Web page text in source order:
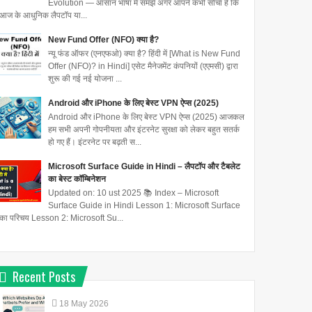
Evolution — आसान भाषा में समझें अगर आपने कभी सोचा है कि
आज के आधुनिक लैपटॉप या...
New Fund Offer (NFO) क्या है?
न्यू फंड ऑफर (एनएफओ) क्या है? हिंदी में [What is New Fund
Offer (NFO)? in Hindi] एसेट मैनेजमेंट कंपनियों (एएमसी) द्वारा
शुरू की गई नई योजना ...
Android और iPhone के लिए बेस्ट VPN ऐप्स (2025)
Android और iPhone के लिए बेस्ट VPN ऐप्स (2025) आजकल
हम सभी अपनी गोपनीयता और इंटरनेट सुरक्षा को लेकर बहुत सतर्क
हो गए हैं। इंटरनेट पर बढ़ती स...
Microsoft Surface Guide in Hindi – लैपटॉप और टैबलेट
का बेस्ट कॉम्बिनेशन
Updated on: 10 ust 2025 📚 Index – Microsoft
Surface Guide in Hindi Lesson 1: Microsoft Surface
का परिचय Lesson 2: Microsoft Su...
Recent Posts
18 May 2026